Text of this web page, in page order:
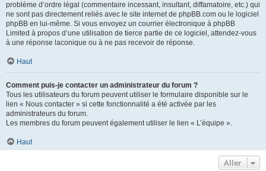
problème d’ordre légal (commentaire incessant, insultant, diffamatoire, etc.) qui
ne sont pas directement reliés avec le site internet de phpBB.com ou le logiciel
phpBB en lui-même. Si vous envoyez un courrier électronique à phpBB
Limited à propos d’une utilisation de tierce partie de ce logiciel, attendez-vous
à une réponse laconique ou à ne pas recevoir de réponse.
Haut
Comment puis-je contacter un administrateur du forum ?
Tous les utilisateurs du forum peuvent utiliser le formulaire disponible sur le
lien « Nous contacter » si cette fonctionnalité a été activée par les
administrateurs du forum.
Les membres du forum peuvent également utiliser le lien « L’équipe ».
Haut
Aller